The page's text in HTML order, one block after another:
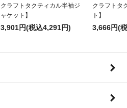
クラフトタクティカル半袖ジ
ャケット】
3,901円(税込4,291円)
クラフトタ
ト】
3,666円(